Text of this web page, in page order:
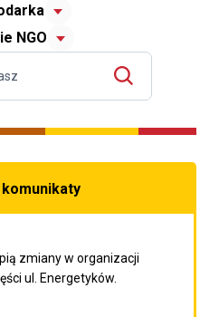
NGO
komunikaty
zmiany w organizacji
ul. Energetyków.